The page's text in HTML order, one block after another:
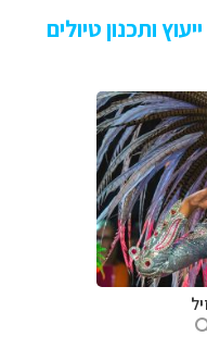
ותכנון טיולים